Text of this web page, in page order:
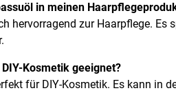
in meinen
hervorragend zur Haarpflege.
Kosmetik geeignet?
für DIY-Kosmetik. Es kann in